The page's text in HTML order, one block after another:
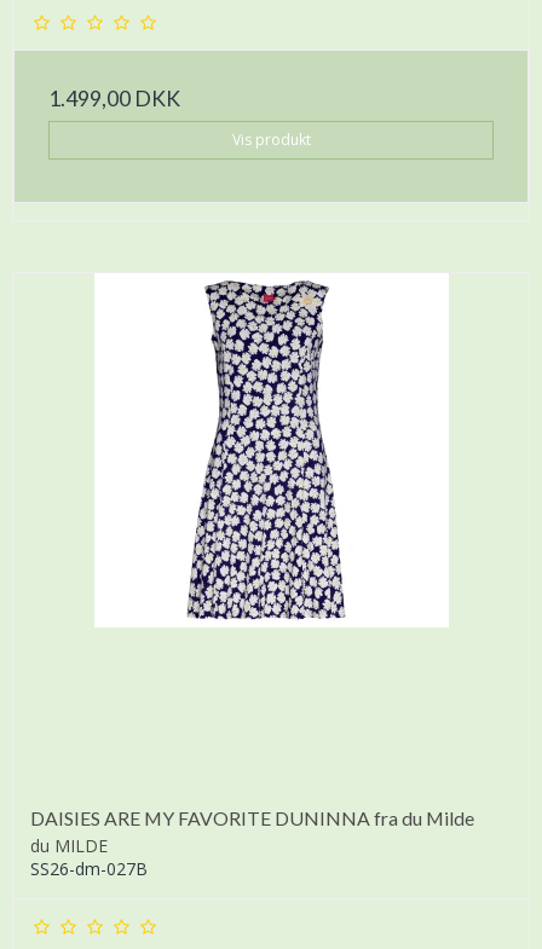
1.499,00 DKK
Vis produkt
DAISIES ARE MY FAVORITE DUNINNA fra du Milde
du MILDE
SS26-dm-027B